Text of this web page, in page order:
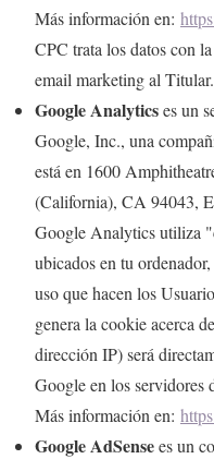
Más información en:
CPC trata los datos con
email marketing al Titular.
Google Analyticses un
Google, Inc., una
está en 1600
(California), CA 94043,
Google Analytics utiliza
ubicados en tu
uso que hacen los
genera la cookie acerca
dirección IP) será
Google en los servidores
Más información en:
Google AdSensees un